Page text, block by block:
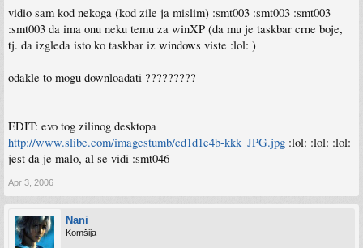
vidio sam kod nekoga (kod zile ja mislim) :smt003 :smt003 :smt003
:smt003 da ima onu neku temu za winXP (da mu je taskbar crne boje,
tj. da izgleda isto ko taskbar iz windows viste :lol: )
odakle to mogu downloadati ?????????
EDIT: evo tog zilinog desktopa
http://www.slibe.com/imagestumb/cd1d1e4b-kkk_JPG.jpg :lol: :lol: :lol:
jest da je malo, al se vidi :smt046
Apr 3, 2006
Nani
Komšija